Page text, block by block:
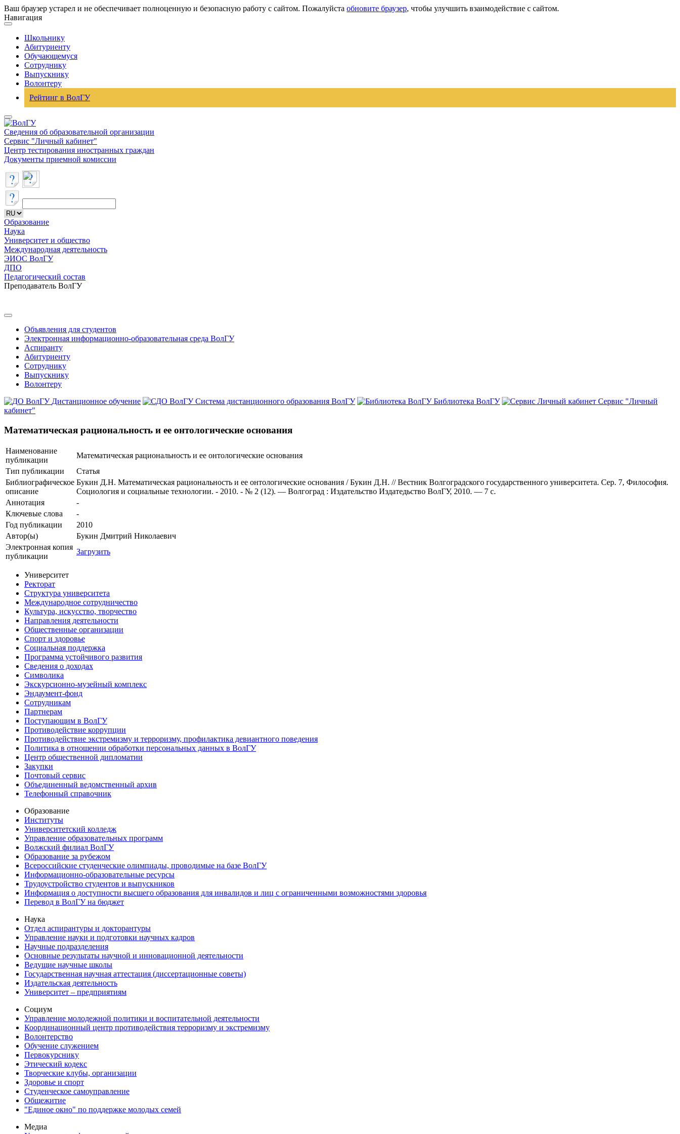
Ваш браузер устарел и не обеспечивает полноценную и безопасную работу с сайтом. Пожалуйста обновите браузер, чтобы улучшить взаимодействие с сайтом.
Навигация
Школьнику
Абитуриенту
Обучающемуся
Сотруднику
Выпускнику
Волонтеру
Рейтинг в ВолГУ
Сведения об образовательной организации
Сервис "Личный кабинет"
Центр тестирования иностранных граждан
Документы приемной комиссии
Образование
Наука
Университет и общество
Международная деятельность
ЭИОС ВолГУ
ДПО
Педагогический состав
Преподаватель ВолГУ
Объявления для студентов
Электронная информационно-образовательная среда ВолГУ
Аспиранту
Абитуриенту
Сотруднику
Выпускнику
Волонтеру
Дистанционное обучение
Система дистанционного образования ВолГУ Библиотека ВолГУ
Сервис "Личный
кабинет"
Математическая рациональность и ее онтологические основания
Наименование
публикации
Математическая рациональность и ее онтологические основания
Тип публикации
Статья
Библиографическое
описание
Букин Д.Н. Математическая рациональность и ее онтологические основания / Букин Д.Н. // Вестник Волгоградского государственного университета. Сер. 7, Философия.
Социология и социальные технологии. - 2010. - № 2 (12). — Волгоград : Издательство Издатедьство ВолГУ, 2010. — 7 с.
Аннотация
-
Ключевые cлова
-
Год публикации
2010
Автор(ы)
Букин Дмитрий Николаевич
Электронная копия
публикации
Загрузить
Университет
Ректорат
Структура университета
Международное сотрудничество
Культура, искусство, творчество
Направления деятельности
Общественные организации
Спорт и здоровье
Социальная поддержка
Программа устойчивого развития
Сведения о доходах
Символика
Экскурсионно-музейный комплекс
Эндаумент-фонд
Сотрудникам
Партнерам
Поступающим в ВолГУ
Противодействие коррупции
Противодействие экстремизму и терроризму, профилактика девиантного поведения
Политика в отношении обработки персональных данных в ВолГУ
Центр общественной дипломатии
Закупки
Почтовый сервис
Объединенный ведомственный архив
Телефонный справочник
Образование
Институты
Университетский колледж
Управление образовательных программ
Волжский филиал ВолГУ
Образование за рубежом
Всероссийские студенческие олимпиады, проводимые на базе ВолГУ
Информационно-образовательные ресурсы
Трудоустройство студентов и выпускников
Информация о доступности высшего образования для инвалидов и лиц с ограниченными возможностями здоровья
Перевод в ВолГУ на бюджет
Наука
Отдел аспирантуры и докторантуры
Управление науки и подготовки научных кадров
Научные подразделения
Основные результаты научной и инновационной деятельности
Ведущие научные школы
Государственная научная аттестация (диссертационные советы)
Издательская деятельность
Университет – предприятиям
Социум
Управление молодежной политики и воспитательной деятельности
Координационный центр противодействия терроризму и экстремизму
Волонтерство
Обучение служением
Первокурснику
Этический кодекс
Творческие клубы, организации
Здоровье и спорт
Студенческое самоуправление
Общежитие
"Единое окно" по поддержке молодых семей
Медиа